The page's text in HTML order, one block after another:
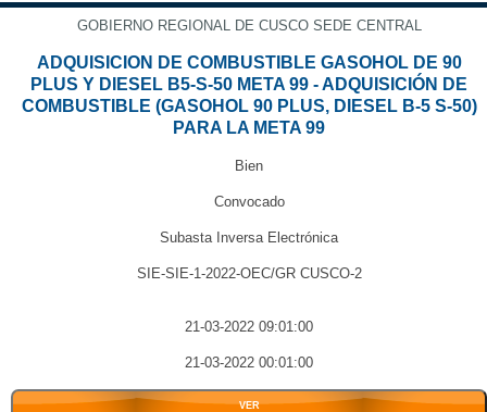
GOBIERNO REGIONAL DE CUSCO SEDE CENTRAL
ADQUISICION DE COMBUSTIBLE GASOHOL DE 90
PLUS Y DIESEL B5-S-50 META 99 - ADQUISICIÓN DE
COMBUSTIBLE (GASOHOL 90 PLUS, DIESEL B-5 S-50)
PARA LA META 99
Bien
Convocado
Subasta Inversa Electrónica
SIE-SIE-1-2022-OEC/GR CUSCO-2
21-03-2022 09:01:00
21-03-2022 00:01:00
VER